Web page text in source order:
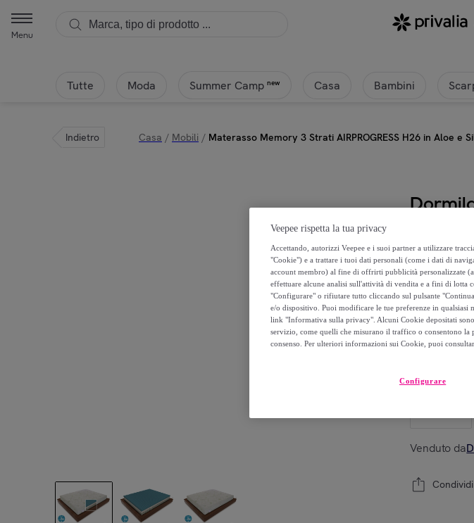
Menu
Tutte Moda Summer Camp new Casa Bambini
Indietro Casa / Mobili / Materasso Memory 3 Strati AIRPROGRESS H26 in Aloe e
289,90
1.100,00 €
-73%
Modello:
1
Venduto da
Veepee rispetta la tua privacy
Accettando, autorizzi Veepee e i suoi partner a utilizzare
"Cookie") e a trattare i tuoi dati personali (come i dati di
account membro) al fine di offrirti pubblicità personalizzate
effettuare alcune analisi sull'attività di vendita e a fini di lotta
"Configurare" o rifiutare tutto cliccando sul pulsante
e/o dispositivo. Puoi modificare le tue preferenze in
link "Informativa sulla privacy". Alcuni Cookie depositati
servizio, come quelli che misurano il traffico o consentono la
consenso. Per ulteriori informazioni sui Cookie, puoi
Configurare